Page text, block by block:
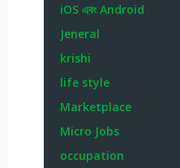
iOS এবং Android
Jeneral
krishi
life style
Marketplace
Micro Jobs
occupation